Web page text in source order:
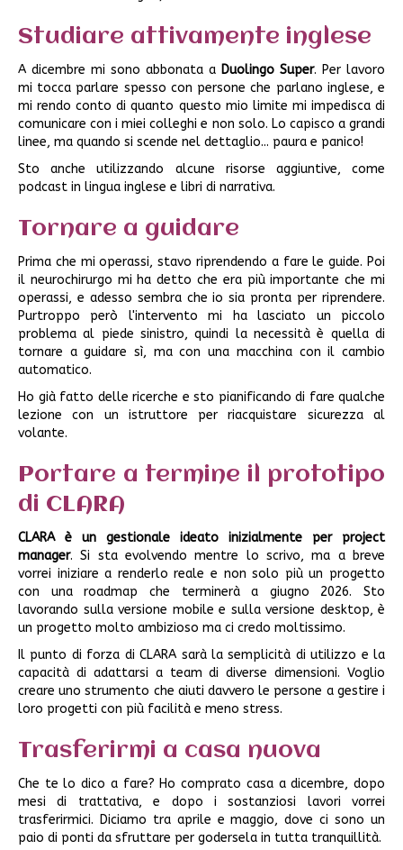
Studiare attivamente inglese
A dicembre mi sono abbonata a Duolingo Super. Per lavoro
mi tocca parlare spesso con persone che parlano inglese, e
mi rendo conto di quanto questo mio limite mi impedisca di
comunicare con i miei colleghi e non solo. Lo capisco a grandi
linee, ma quando si scende nel dettaglio... paura e panico!
Sto anche utilizzando alcune risorse aggiuntive, come
podcast in lingua inglese e libri di narrativa.
Tornare a guidare
Prima che mi operassi, stavo riprendendo a fare le guide. Poi
il neurochirurgo mi ha detto che era più importante che mi
operassi, e adesso sembra che io sia pronta per riprendere.
Purtroppo però l'intervento mi ha lasciato un piccolo
problema al piede sinistro, quindi la necessità è quella di
tornare a guidare sì, ma con una macchina con il cambio
automatico.
Ho già fatto delle ricerche e sto pianificando di fare qualche
lezione con un istruttore per riacquistare sicurezza al
volante.
Portare a termine il prototipo
di CLARA
CLARA è un gestionale ideato inizialmente per project
manager. Si sta evolvendo mentre lo scrivo, ma a breve
vorrei iniziare a renderlo reale e non solo più un progetto
con una roadmap che terminerà a giugno 2026. Sto
lavorando sulla versione mobile e sulla versione desktop, è
un progetto molto ambizioso ma ci credo moltissimo.
Il punto di forza di CLARA sarà la semplicità di utilizzo e la
capacità di adattarsi a team di diverse dimensioni. Voglio
creare uno strumento che aiuti davvero le persone a gestire i
loro progetti con più facilità e meno stress.
Trasferirmi a casa nuova
Che te lo dico a fare? Ho comprato casa a dicembre, dopo
mesi di trattativa, e dopo i sostanziosi lavori vorrei
trasferirmici. Diciamo tra aprile e maggio, dove ci sono un
paio di ponti da sfruttare per godersela in tutta tranquillità.